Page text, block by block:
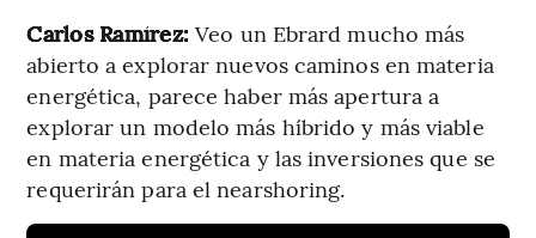
Carlos Ramírez: Veo un Ebrard mucho más
abierto a explorar nuevos caminos en materia
energética, parece haber más apertura a
explorar un modelo más híbrido y más viable
en materia energética y las inversiones que se
requerirán para el nearshoring.